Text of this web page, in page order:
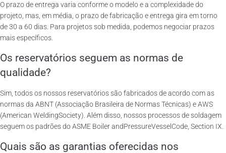
O prazo de entrega varia conforme o modelo e a complexidade do
projeto, mas, em média, o prazo de fabricação e entrega gira em torno
de 30 a 60 dias. Para projetos sob medida, podemos negociar prazos
mais específicos.
Os reservatórios seguem as normas de
qualidade?
Sim, todos os nossos reservatórios são fabricados de acordo com as
normas da ABNT (Associação Brasileira de Normas Técnicas) e AWS
(American WeldingSociety). Além disso, nossos processos de soldagem
seguem os padrões do ASME Boiler andPressureVesselCode, Section IX.
Quais são as garantias oferecidas nos